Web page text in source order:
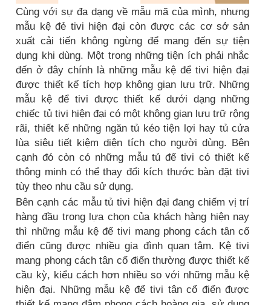
Cùng với sự đa dạng về mẫu mã của mình, nhưng
mẫu kệ đẻ tivi hiện đại còn được các cơ sở sản
xuất cải tiến không ngừng để mang đến sự tiện
dụng khi dùng. Một trong những tiện ích phải nhắc
đến ở đây chính là những mẫu kệ để tivi hiện đại
được thiết kế tích hợp không gian lưu trữ. Những
mẫu kệ để tivi được thiết kế dưới dạng những
chiếc tủ tivi hiện đại có một không gian lưu trữ rộng
rãi, thiết kế những ngăn tủ kéo tiện lợi hay tủ cửa
lùa siêu tiết kiệm diện tích cho người dùng. Bên
cạnh đó còn có những mẫu tủ để tivi có thiết kế
thông minh có thể thay đổi kích thước bàn đặt tivi
tùy theo nhu cầu sử dụng.
Bên cạnh các mẫu tủ tivi hiện đại đang chiếm vị trí
hàng đầu trong lựa chọn của khách hàng hiện nay
thì những mẫu kệ để tivi mang phong cách tân cổ
điển cũng được nhiều gia đình quan tâm. Kệ tivi
mang phong cách tân cổ điển thường được thiết kế
cầu kỳ, kiểu cách hơn nhiều so với những mẫu kệ
hiện đại. Những mẫu kệ để tivi tân cổ điển được